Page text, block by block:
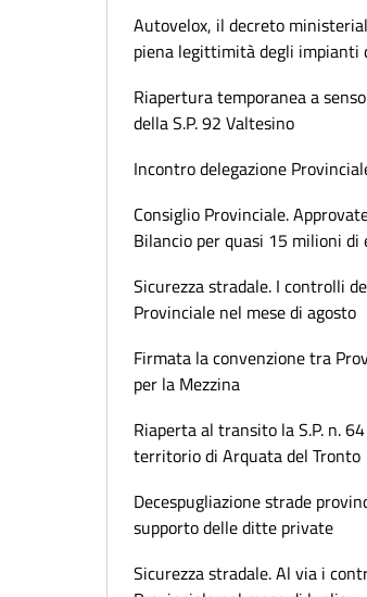
Autovelox, il decreto
piena legittimità degli impianti
Riapertura temporanea a
della S.P. 92 Valtesino
Incontro delegazione
Consiglio Provinciale.
Bilancio per quasi 15 milioni di
Sicurezza stradale. I controlli
Provinciale nel mese di agosto
Firmata la convenzione tra
per la Mezzina
Riaperta al transito la S.P. n.
territorio di Arquata del Tronto
Decespugliazione strade
supporto delle ditte private
Sicurezza stradale. Al via i